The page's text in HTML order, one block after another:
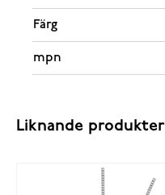
Färg
mpn
Liknande produkter